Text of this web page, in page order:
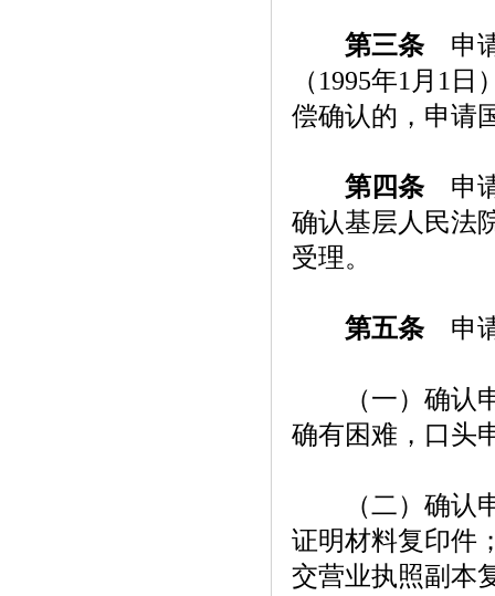
第三条 申
（1995年1月1
偿确认的，申请
第四条 申
确认基层人民法
受理。
第五条 申
（一）确认申
确有困难，口头
（二）确认申
证明材料复印件
交营业执照副本